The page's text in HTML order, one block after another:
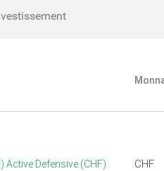
Active Defensive (CHF) CHF